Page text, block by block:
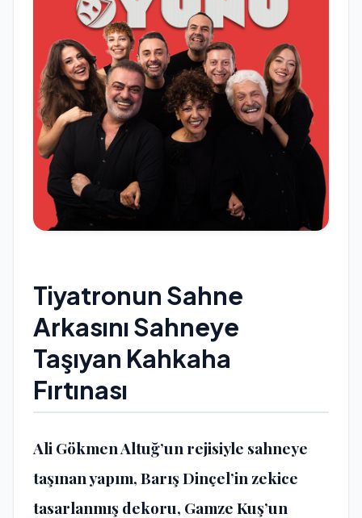
Tiyatronun Sahne
Arkasını Sahneye
Taşıyan Kahkaha
Fırtınası
Ali Gökmen Altuğ’un rejisiyle sahneye
taşınan yapım, Barış Dinçel’in zekice
tasarlanmış dekoru, Gamze Kuş’un